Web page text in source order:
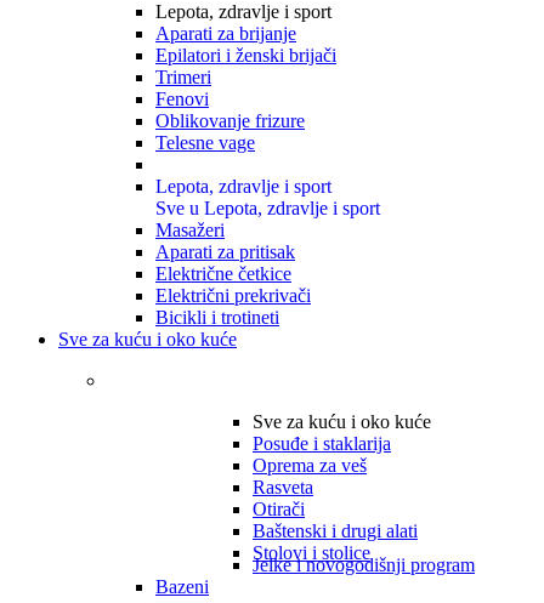
Lepota, zdravlje i sport
Aparati za brijanje
Epilatori i ženski brijači
Trimeri
Fenovi
Oblikovanje frizure
Telesne vage
Lepota, zdravlje i sport
Sve u Lepota, zdravlje i sport
Masažeri
Aparati za pritisak
Električne četkice
Električni prekrivači
Bicikli i trotineti
Sve za kuću i oko kuće
Sve za kuću i oko kuće
Posuđe i staklarija
Oprema za veš
Rasveta
Otirači
Baštenski i drugi alati
Stolovi i stolice
Jelke i novogodišnji program
Bazeni